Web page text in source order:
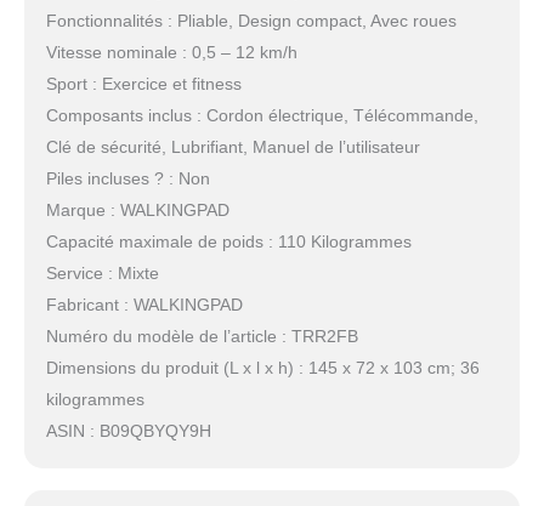
Fonctionnalités : Pliable, Design compact, Avec roues
Vitesse nominale : 0,5 – 12 km/h
Sport : Exercice et fitness
Composants inclus : Cordon électrique, Télécommande,
Clé de sécurité, Lubrifiant, Manuel de l’utilisateur
Piles incluses ? : Non
Marque : WALKINGPAD
Capacité maximale de poids : 110 Kilogrammes
Service : Mixte
Fabricant : WALKINGPAD
Numéro du modèle de l’article : TRR2FB
Dimensions du produit (L x l x h) : 145 x 72 x 103 cm; 36
kilogrammes
ASIN : B09QBYQY9H